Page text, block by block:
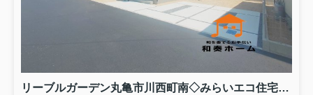
販売価格が変更になりました！
リーブルガーデン高松市香川町第八・
円座町第九・丸亀市三条町第三の販売
価格が変更になりました！どの物件も
みらいエコ住宅補助金７５万円対象の
リーブルガーデン丸亀市川西町南◇みらいエコ住宅補助金対象のお得な長期優良住宅です。 ４号棟